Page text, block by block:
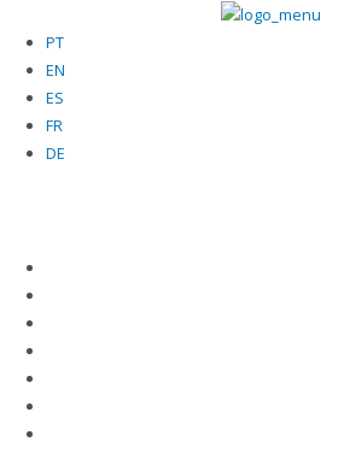
PT
EN
ES
FR
DE